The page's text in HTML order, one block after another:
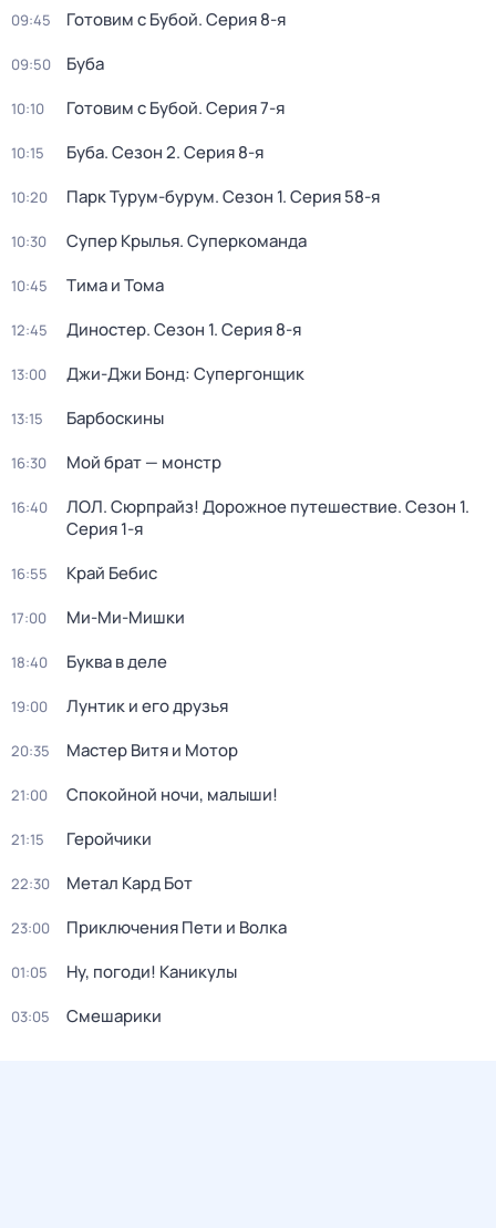
09:45 Готовим с Бубой. Серия 8-я
09:50 Буба
10:10 Готовим с Бубой. Серия 7-я
10:15 Буба. Сезон 2. Серия 8-я
10:20 Парк Турум-бурум. Сезон 1. Серия 58-я
10:30 Супер Крылья. Суперкоманда
10:45 Тима и Тома
12:45 Диностер. Сезон 1. Серия 8-я
13:00 Джи-Джи Бонд: Супергонщик
13:15 Барбоскины
16:30 Мой брат — монстр
16:40 ЛОЛ. Сюрпрайз! Дорожное путешествие. Сезон 1.
Серия 1-я
16:55 Край Бебис
17:00 Ми-Ми-Мишки
18:40 Буква в деле
19:00 Лунтик и его друзья
20:35 Мастер Витя и Мотор
21:00 Спокойной ночи, малыши!
21:15 Геройчики
22:30 Метал Кард Бот
23:00 Приключения Пети и Волка
01:05 Ну, погоди! Каникулы
03:05 Смешарики